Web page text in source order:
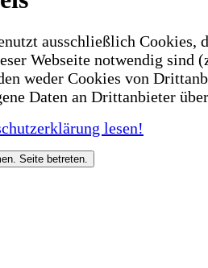
ausschließlich Cookies,
Webseite notwendig sind
weder Cookies von
Daten an Drittanbieter
lesen!
Seite betreten.